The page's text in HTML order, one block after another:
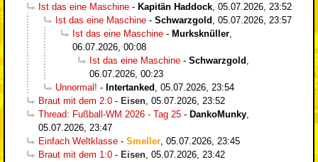
Ist das eine Maschine - Kapitän Haddock, 05.07.2026, 23:52
Ist das eine Maschine - Schwarzgold , 05.07.2026, 23:57
Ist das eine Maschine - Murksknüller,
06.07.2026, 00:08
Ist das eine Maschine - Schwarzgold ,
06.07.2026, 00:23
Unnormal! - Intertanked , 05.07.2026, 23:54
Braut mit dem 2:0 - Eisen, 05.07.2026, 23:52
Thread: Fußball-WM 2026 - Tag 25 - DankoMunky,
05.07.2026, 23:47
Einfach Weltklasse - Smeller, 05.07.2026, 23:45
Braut mit dem 1:0 - Eisen, 05.07.2026, 23:42